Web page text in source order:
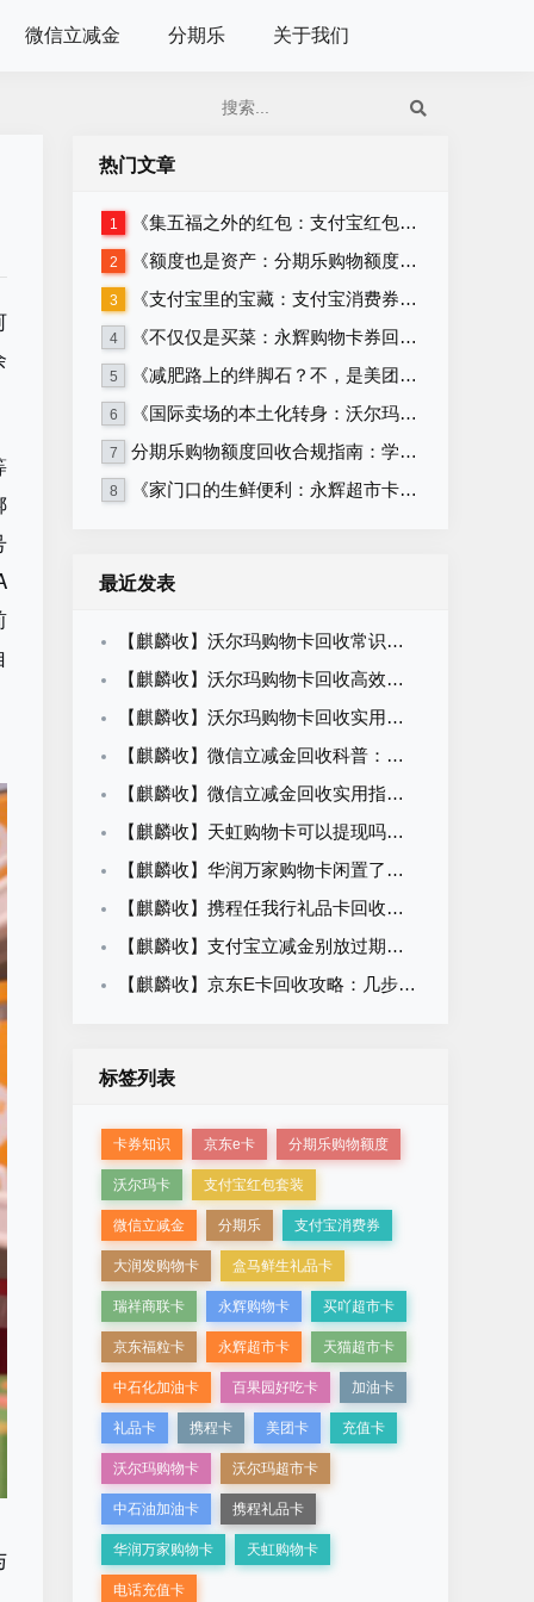
微信立减金 分期乐 关于我们
热门文章
1 《集五福之外的红包：支付宝红包套装回收》
2 《额度也是资产：分期乐购物额度回收的正确姿势》
3 《支付宝里的宝藏：支付宝消费券回收攻略》
4 《不仅仅是买菜：永辉购物卡券回收的多种可能》
5 《减肥路上的绊脚石？不，是美团卡回收！》
6 《国际卖场的本土化转身：沃尔玛购物卡券与沃尔玛超市卡券回收》
7 分期乐购物额度回收合规指南：学生党必看，远离套现安全变现
8 《家门口的生鲜便利：永辉超市卡券回收》
最近发表
【麒麟收】沃尔玛购物卡回收常识科普：闲置卡券合规变现知识
【麒麟收】沃尔玛购物卡回收高效方法：职场人闲置卡券处理攻略
【麒麟收】沃尔玛购物卡回收实用指南：闲置卡券轻松盘活方法
【麒麟收】微信立减金回收科普：闲置权益变现的合规路径与操作方法
【麒麟收】微信立减金回收实用指南：别让卡包里的小钱悄悄溜走
【麒麟收】天虹购物卡可以提现吗？一篇看懂回收价格、平台选择与操作流程
【麒麟收】华润万家购物卡闲置了怎么办？别等过期才后悔，这个方法很多人都在用
【麒麟收】携程任我行礼品卡回收平台怎么选？先别急着提交卡密，这几点建议先看看
【麒麟收】支付宝立减金别放过期了！越来越多人这样处理，安全又省心
【麒麟收】京东E卡回收攻略：几步完成回收，92折价格哪里看？一文了解
标签列表
卡券知识 京东e卡 分期乐购物额度
沃尔玛卡 支付宝红包套装
微信立减金 分期乐 支付宝消费券
大润发购物卡 盒马鲜生礼品卡
瑞祥商联卡 永辉购物卡 买吖超市卡
京东福粒卡 永辉超市卡 天猫超市卡
中石化加油卡 百果园好吃卡 加油卡
礼品卡 携程卡 美团卡 充值卡
沃尔玛购物卡 沃尔玛超市卡
中石油加油卡 携程礼品卡
华润万家购物卡 天虹购物卡
电话充值卡